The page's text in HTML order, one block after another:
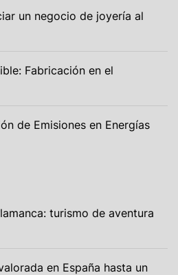
un negocio de joyería al
Fabricación en el
de Emisiones en Energías
turismo de aventura
en España hasta un